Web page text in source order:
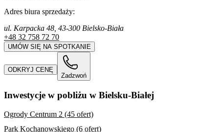
Adres biura sprzedaży:
ul. Karpacka 48, 43-300 Bielsko-Biała
+48 32 758 72 70
UMÓW SIĘ NA SPOTKANIE
ODKRYJ CENĘ
Zadzwoń
Inwestycje w pobliżu w Bielsku-Białej
Ogrody Centrum 2 (45 ofert)
Park Kochanowskiego (6 ofert)